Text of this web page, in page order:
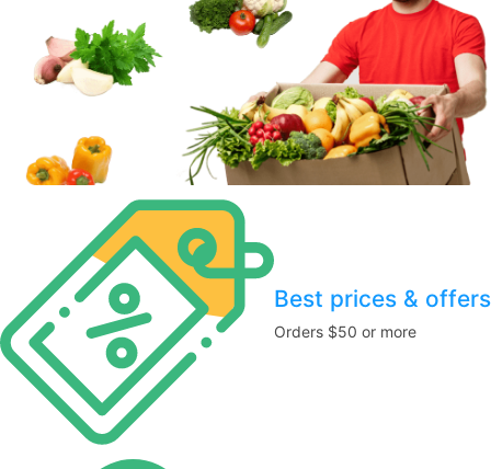
Best prices & offers
Orders $50 or more